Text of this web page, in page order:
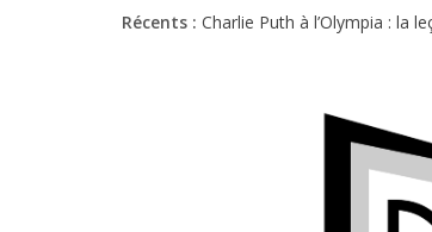
Récents : Charlie Puth à l’Olympia : la
Première édition du